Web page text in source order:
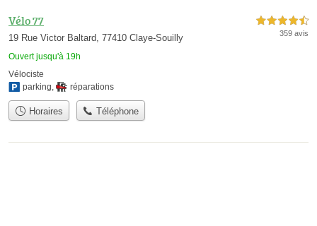
Vélo 77
19 Rue Victor Baltard, 77410 Claye-Souilly
Ouvert jusqu'à 19h
4,5 étoiles sur 5
359 avis
Vélociste
parking, réparations
Horaires Téléphone